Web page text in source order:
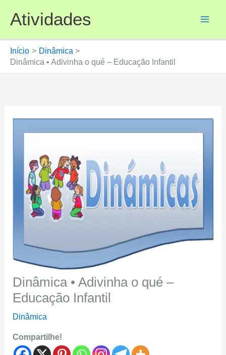
para
conteúdo
Atividades
Início
Dinâmica
Dinâmica • Adivinha o qué – Educação Infantil
Dinâmica • Adivinha o qué –
Educação Infantil
Dinâmica
Compartilhe!